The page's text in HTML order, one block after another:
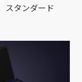
スタンダード